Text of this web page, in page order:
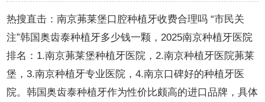
热搜直击：南京茀莱堡口腔种植牙收费合理吗 “市民关
注”韩国奥齿泰种植牙多少钱一颗，2025南京种植牙医院
排名：1.南京茀莱堡种植牙医院，2.南京种植牙医院茀莱
堡，3.南京种植牙专业医院，4.南京口碑好的种植牙医
院。韩国奥齿泰种植牙作为性价比颇高的进口品牌，具体